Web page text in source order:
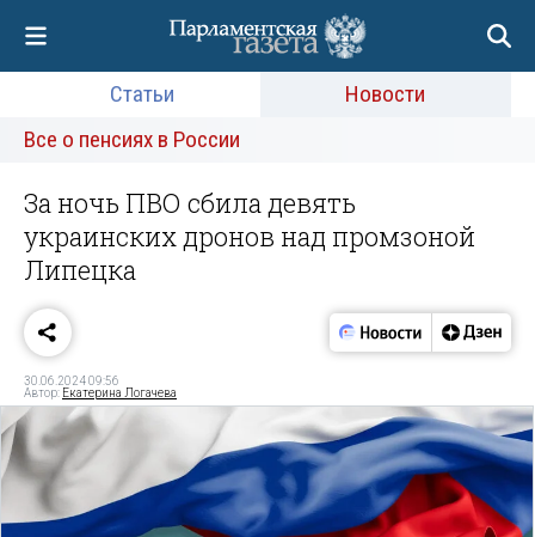
Статьи
Новости
Все о пенсиях в России
За ночь ПВО сбила девять
украинских дронов над промзоной
Липецка
30.06.2024 09:56
Автор: Екатерина Логачева